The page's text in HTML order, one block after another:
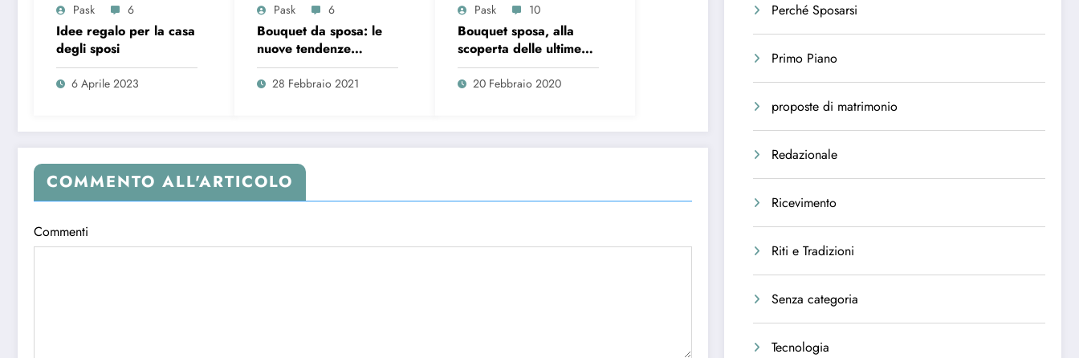
Pask 6
Idee regalo per la casa
degli sposi
6 Aprile 2023
Pask 6
Bouquet da sposa: le
nuove tendenze
primavera estate 2021
28 Febbraio 2021
Pask 10
Bouquet sposa, alla
scoperta delle ultime
tendenze 2020
20 Febbraio 2020
COMMENTO ALL'ARTICOLO
Commenti
Perché Sposarsi
Primo Piano
proposte di matrimonio
Redazionale
Ricevimento
Riti e Tradizioni
Senza categoria
Tecnologia